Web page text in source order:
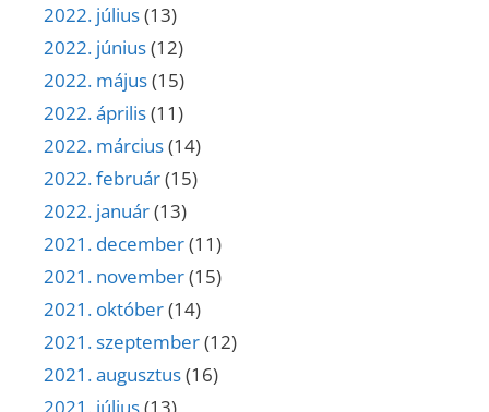
2022. július(13)
2022. június(12)
2022. május(15)
2022. április(11)
2022. március(14)
2022. február(15)
2022. január(13)
2021. december(11)
2021. november(15)
2021. október(14)
2021. szeptember(12)
2021. augusztus(16)
2021. július(13)